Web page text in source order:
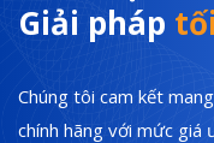
Giải pháp
Chúng tôi cam kết
chính hãng với mức giá